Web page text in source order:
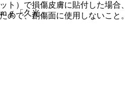
ｇ「久光」
ト）で損傷皮膚に貼付した場合、
ので、創傷面に使用しないこと。